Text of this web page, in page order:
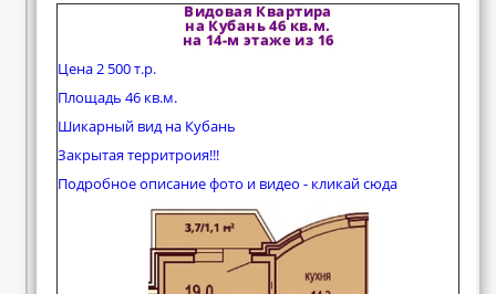
Видовая Квартира
на Кубань 46 кв.м.
на 14-м этаже из 16
Цена 2 500 т.р.
Площадь 46 кв.м.
Шикарный вид на Кубань
Закрытая территроия!!!
Подробное описание фото и видео - кликай сюда